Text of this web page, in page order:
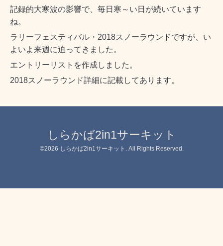
記録的大寒波の影響で、毎日寒～い日が続いています
ね。
ラリーフェスティバル・2018スノーラウンドですが、い
よいよ来週に迫ってきました。
エントリーリストを作成しました。
2018スノーラウンド詳細に記載してあります。
しらかば2in1サーキット
©2026 しらかば2in1サーキット . All Rights Reserved.